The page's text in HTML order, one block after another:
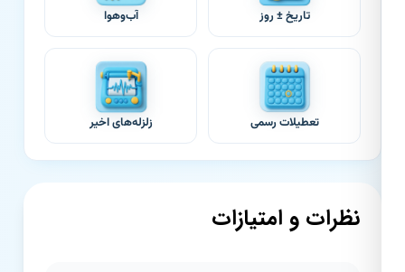
تاریخ ± روز آب‌وهوا
تعطیلات رسمی زلزله‌های اخیر
نظرات و امتیازات